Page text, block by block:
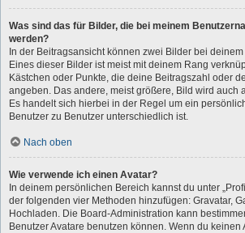
Was sind das für Bilder, die bei meinem
werden?
In der Beitragsansicht können zwei Bilder bei
Eines dieser Bilder ist meist mit deinem Rang
Kästchen oder Punkte, die deine Beitragszahl oder
angeben. Das andere, meist größere, Bild wird auch
Es handelt sich hierbei in der Regel um ein
Benutzer zu Benutzer unterschiedlich ist.
Nach oben
Wie verwende ich einen Avatar?
In deinem persönlichen Bereich kannst du unter
der folgenden vier Methoden hinzufügen: Gravatar,
Hochladen. Die Board-Administration kann
Benutzer Avatare benutzen können. Wenn du keinen